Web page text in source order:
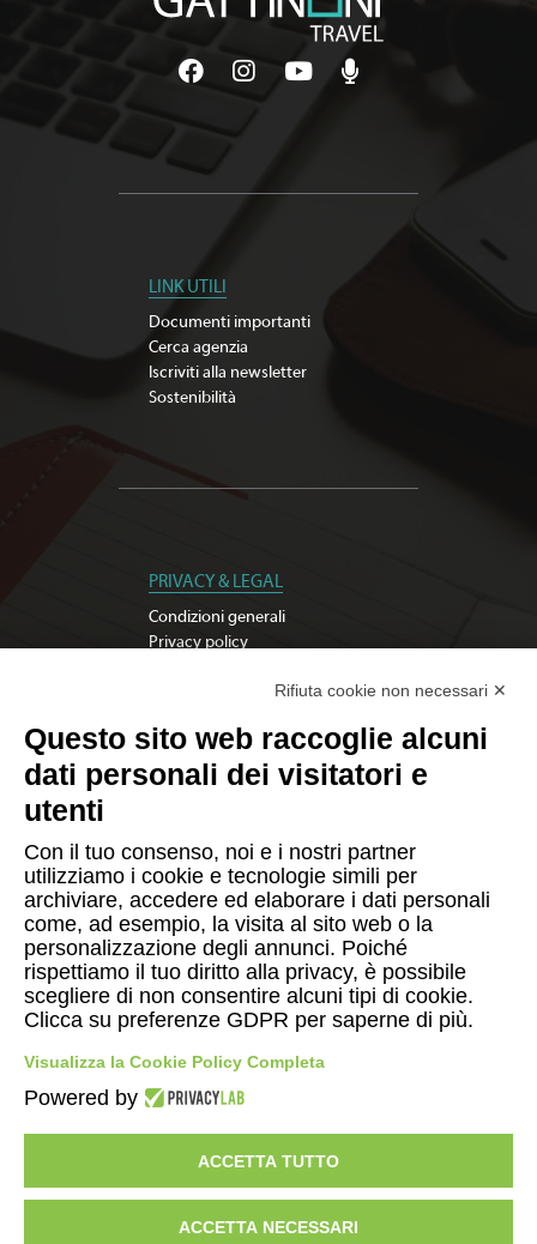
LINK UTILI
Documenti importanti
Cerca agenzia
Iscriviti alla newsletter
Sostenibilità
PRIVACY & LEGAL
Condizioni generali
Privacy policy
ASSISTENZA
Servizio clienti online
© Copyright 2026 Gattinoni Travel Network s.r.l.
210328029UNIPOL SAI
Rifiuta cookie non necessari ✕
Questo sito web raccoglie alcuni
dati personali dei visitatori e
utenti
Con il tuo consenso, noi e i nostri partner
utilizziamo i cookie e tecnologie simili per
archiviare, accedere ed elaborare i dati personali
come, ad esempio, la visita al sito web o la
personalizzazione degli annunci. Poiché
rispettiamo il tuo diritto alla privacy, è possibile
scegliere di non consentire alcuni tipi di cookie.
Clicca su preferenze GDPR per saperne di più.
Visualizza la Cookie Policy Completa
Powered by
ACCETTA TUTTO
ACCETTA NECESSARI